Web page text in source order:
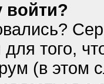
войти?
для того,
(в этом